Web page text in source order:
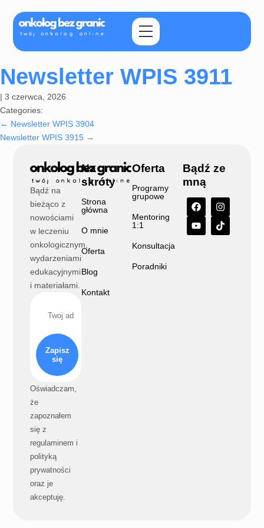
Newsletter WPIS 3911
| 3 czerwca, 2026
Categories:
← Newsletter WPIS 3904
Newsletter WPIS 3915 →
Bądź na
bieżąco z
nowościami
w leczeniu
onkologicznym,
wydarzeniami
edukacyjnymi
i materiałami.
Zapisz
się
Oświadczam,
że
zapoznałem
się z
regulaminem i
polityką
prywatności
oraz je
akceptuję.
Na
skróty
Strona
główna
O mnie
Oferta
Blog
Kontakt
Oferta
Programy
grupowe
Mentoring
1:1
Konsultacja
Poradniki
Bądź ze
mną